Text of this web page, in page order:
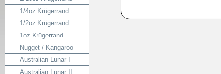
1/4oz Krügerrand
1/2oz Krügerrand
1oz Krügerrand
Nugget / Kangaroo
Australian Lunar I
Australian Lunar II